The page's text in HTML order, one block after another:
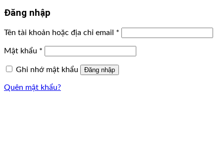
Đăng nhập
Tên tài khoản hoặc địa chỉ email *
Mật khẩu *
Ghi nhớ mật khẩu Đăng nhập
Quên mật khẩu?